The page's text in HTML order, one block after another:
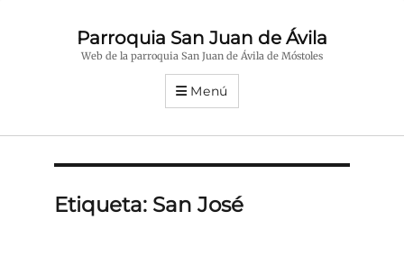
Parroquia San Juan de Ávila
Web de la parroquia San Juan de Ávila de Móstoles
Menú
Etiqueta: San José